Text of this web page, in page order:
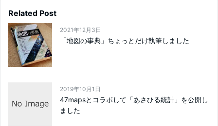
Related Post
2021年12月3日
「地図の事典」ちょっとだけ執筆しました
2019年10月1日
47mapsとコラボして「あさひる統計」を公開し
ました